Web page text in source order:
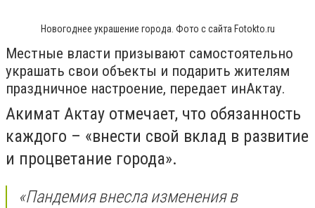
Новогоднее украшение города. Фото с сайта Fotokto.ru
Местные власти призывают самостоятельно
украшать свои объекты и подарить жителям
праздничное настроение, передает инАктау.
Акимат Актау отмечает, что обязанность
каждого – «внести свой вклад в развитие
и процветание города».
«Пандемия внесла изменения в